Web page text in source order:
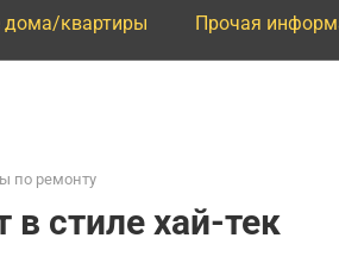
дома/квартиры Прочая
по ремонту
в стиле хай-тек